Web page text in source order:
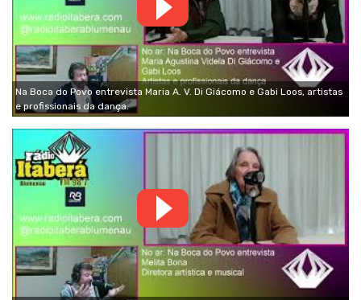
Na Boca do Povo entrevista Maria A. V. Di Giácomo e Gabi Loos, artistas
e profissionais da dança.